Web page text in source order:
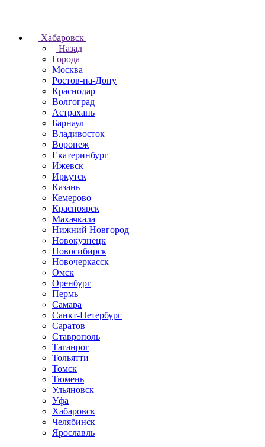
Хабаровск
Назад
Города
Москва
Ростов-на-Дону
Краснодар
Волгоград
Астрахань
Барнаул
Владивосток
Воронеж
Екатеринбург
Ижевск
Иркутск
Казань
Кемерово
Красноярск
Махачкала
Нижний Новгород
Новокузнецк
Новосибирск
Новочеркаcск
Омск
Оренбург
Пермь
Самара
Санкт-Петербург
Саратов
Ставрополь
Таганрог
Тольятти
Томск
Тюмень
Ульяновск
Уфа
Хабаровск
Челябинск
Ярославль